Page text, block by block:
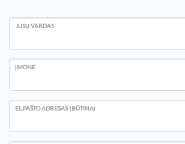
JŪSŲ VARDAS
ĮMONĖ
EL.PAŠTO ADRESAS (BŪTINA)